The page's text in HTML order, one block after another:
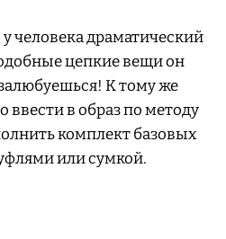
человека драматический
цепкие вещи он
К тому же
в образ по методу
комплект базовых
или сумкой.